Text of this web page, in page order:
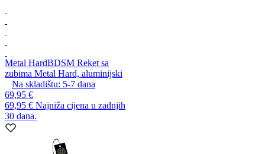
Metal HardBDSM Reket sa
zubima Metal Hard, aluminijski
Na skladištu: 5-7 dana
69,95 €
69,95 € Najniža cijena u zadnjih
30 dana.